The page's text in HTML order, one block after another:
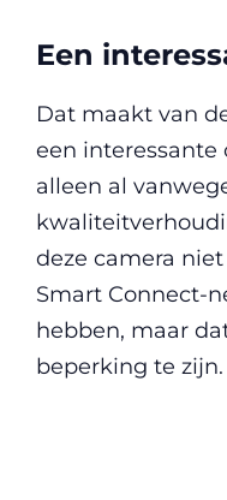
Een
Dat maakt van
een interessante
alleen al
deze camera
Smart Connect-
hebben, maar
beperking te zijn.